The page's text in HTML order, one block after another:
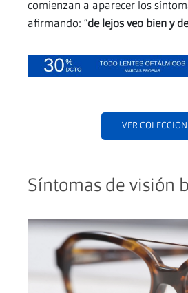
comienzan a aparecer los
afirmando: “de lejos veo bien y
VER COLECCION
Síntomas de visión